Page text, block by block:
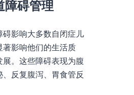
障碍管理
影响大多数自闭症儿
影响他们的生活质
。这些障碍表现为腹
反复腹泻、胃食管反